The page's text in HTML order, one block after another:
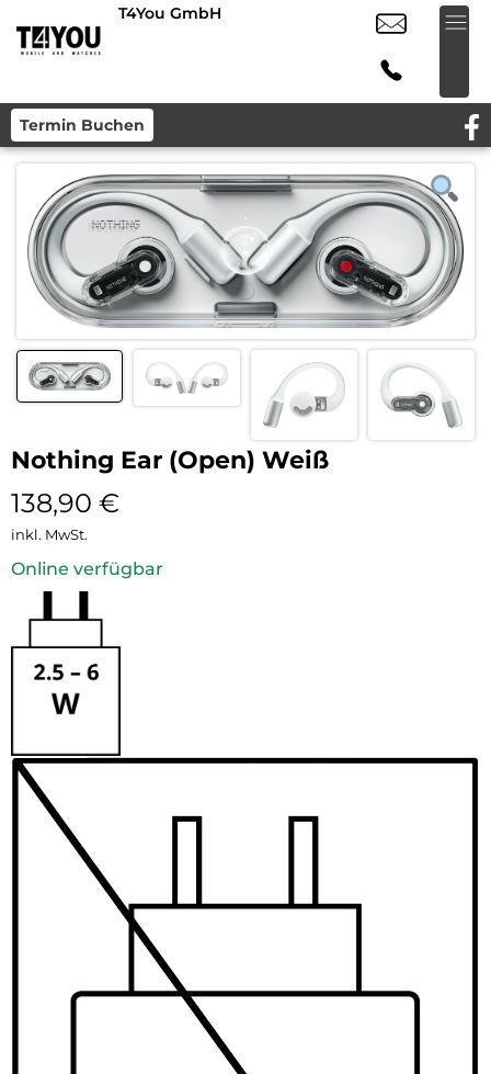
T4You GmbH
Termin Buchen
Nothing Ear (Open) Weiß
138,90 €
inkl. MwSt.
Online verfügbar